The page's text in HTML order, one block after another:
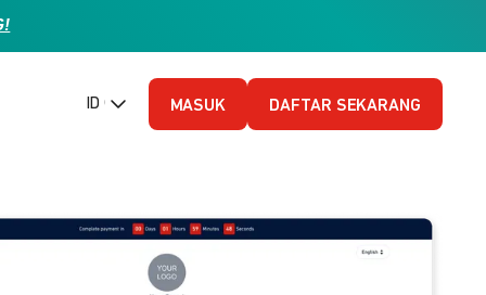
ID (Bahasa Indonesia)
MASUK DAFTAR SEKARANG